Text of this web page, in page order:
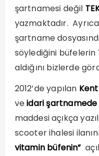
şartnamesi değil
yazmaktadır.
şartname
söylediğini büfelerin
aldığını bizlerde
2012’de yapılan
veidari şartnamede
maddesi açıkça
scooter ihalesi
vitamin büfenin”